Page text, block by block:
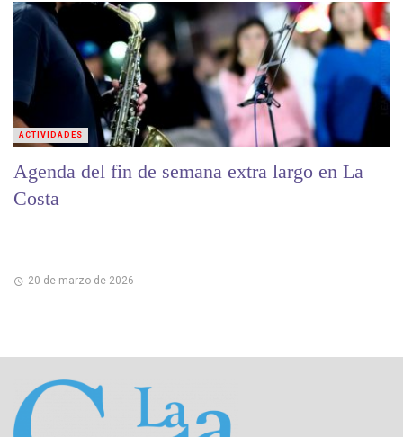
Agenda del fin de semana extra largo en La
Costa
20 de marzo de 2026
ACTIVIDADES